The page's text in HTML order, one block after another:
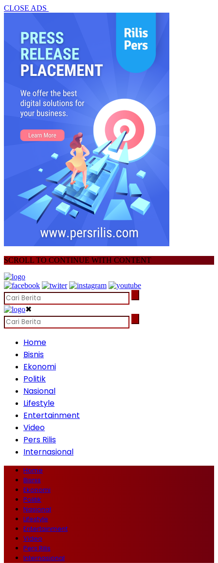
CLOSE ADS
SCROLL TO CONTINUE WITH CONTENT
✖
Home
Bisnis
Ekonomi
Politik
Nasional
Lifestyle
Entertainment
Video
Pers Rilis
Internasional
Home
Bisnis
Ekonomi
Politik
Nasional
Lifestyle
Entertainment
Video
Pers Rilis
Internasional